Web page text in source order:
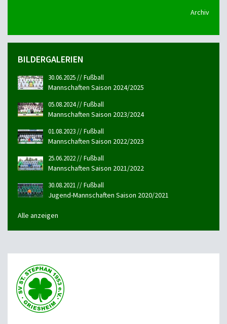
Archiv
BILDERGALERIEN
30.06.2025 // Fußball
Mannschaften Saison 2024/2025
05.08.2024 // Fußball
Mannschaften Saison 2023/2024
01.08.2023 // Fußball
Mannschaften Saison 2022/2023
25.06.2022 // Fußball
Mannschaften Saison 2021/2022
30.08.2021 // Fußball
Jugend-Mannschaften Saison 2020/2021
Alle anzeigen